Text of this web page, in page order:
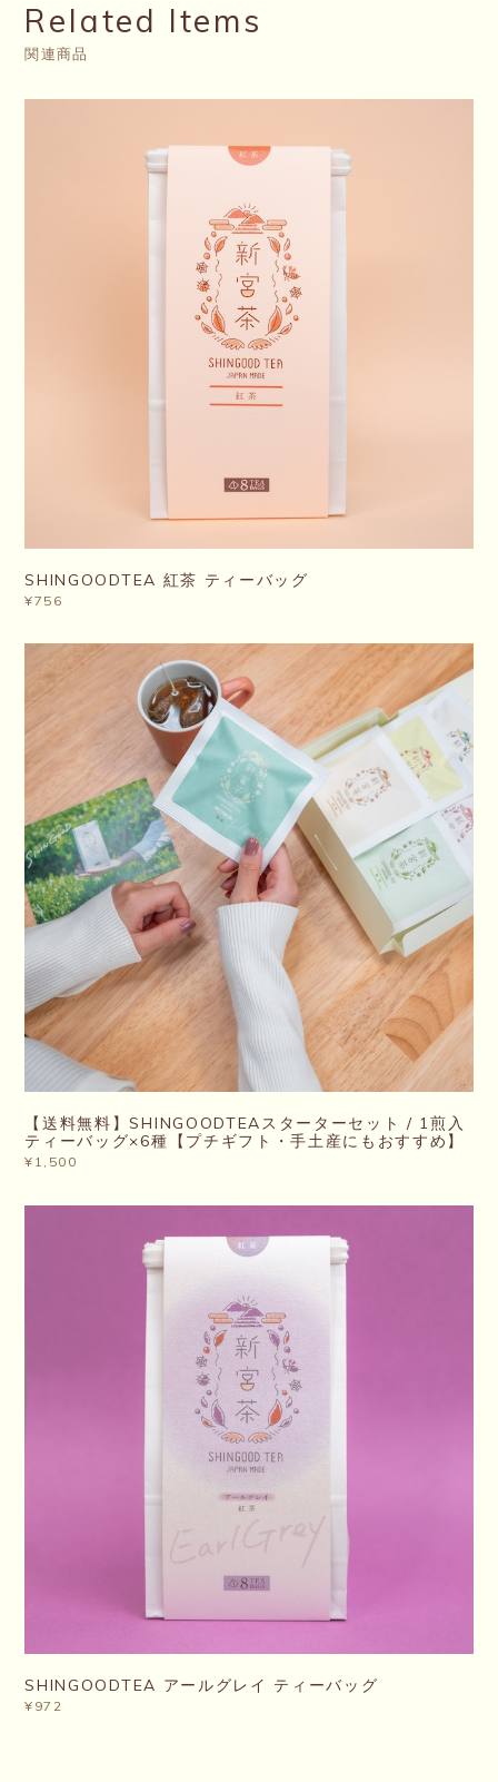
Related Items
関連商品
SHINGOODTEA 紅茶 ティーバッグ
¥756
【送料無料】SHINGOODTEAスターターセット / 1煎入
ティーバッグ×6種【プチギフト・手土産にもおすすめ】
¥1,500
SHINGOODTEA アールグレイ ティーバッグ
¥972